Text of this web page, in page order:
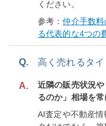
ください。
参考：仲介手数
る代表的な4つの
Q. 高く売れるタ
A.
近隣の販売状況
るのか」相場を常
AI査定や不動産